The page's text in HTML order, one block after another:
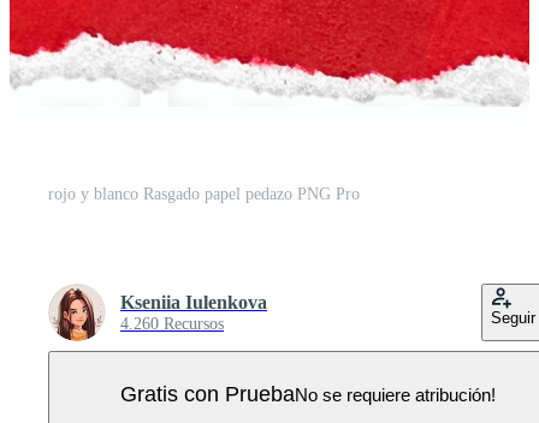
rojo y blanco Rasgado papel pedazo PNG Pro
Kseniia Iulenkova
4.260 Recursos Seguir
Gratis con PruebaNo se requiere atribución!